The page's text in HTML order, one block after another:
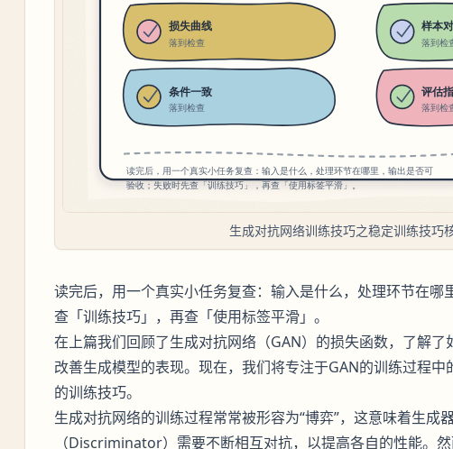
生成对抗网络训练技巧之稳定训练技巧
读完后，用一个真实小任务复查：输入是什么，处理环节在哪
查「训练技巧」，再查「使用标签平滑」。
在上篇我们回顾了生成对抗网络（GAN）的损失函数，了解
改善生成模型的表现。现在，我们将专注于GAN的训练过程
的训练技巧。
生成对抗网络的训练过程常常被形容为“博弈”，这意味着生
（Discriminator）需要不断相互对抗，以提高各自的性能。